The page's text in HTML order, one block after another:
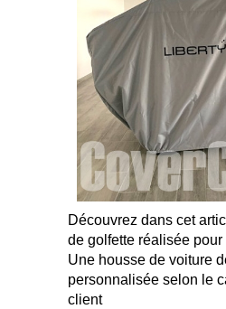
Découvrez dans cet
de golfette réalisée
Une housse de voiture
personnalisée selon le
client